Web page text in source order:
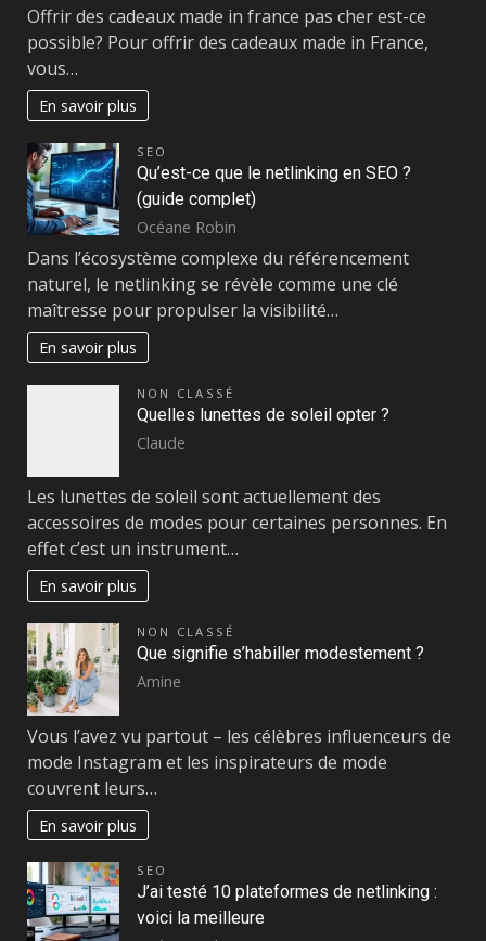
Offrir des cadeaux made in france pas cher est-ce
possible? Pour offrir des cadeaux made in France,
vous…
En savoir plus
SEO
Qu’est-ce que le netlinking en SEO ?
(guide complet)
Océane Robin
Dans l’écosystème complexe du référencement
naturel, le netlinking se révèle comme une clé
maîtresse pour propulser la visibilité…
En savoir plus
NON CLASSÉ
Quelles lunettes de soleil opter ?
Claude
Les lunettes de soleil sont actuellement des
accessoires de modes pour certaines personnes. En
effet c’est un instrument…
En savoir plus
NON CLASSÉ
Que signifie s’habiller modestement ?
Amine
Vous l’avez vu partout – les célèbres influenceurs de
mode Instagram et les inspirateurs de mode
couvrent leurs…
En savoir plus
SEO
J’ai testé 10 plateformes de netlinking :
voici la meilleure